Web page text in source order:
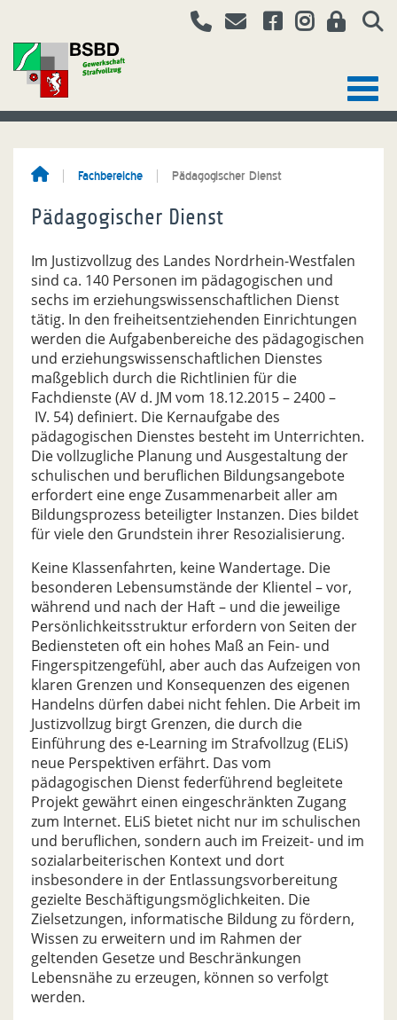
Fachbereiche Pädagogischer Dienst
Pädagogischer Dienst
Im Justizvollzug des Landes Nordrhein-Westfalen
sind ca. 140 Personen im pädagogischen und
sechs im erziehungswissenschaftlichen Dienst
tätig. In den freiheitsentziehenden Einrichtungen
werden die Aufgabenbereiche des pädagogischen
und erziehungswissenschaftlichen Dienstes
maßgeblich durch die Richtlinien für die
Fachdienste (AV d. JM vom 18.12.2015 – 2400 –
IV. 54) definiert. Die Kernaufgabe des
pädagogischen Dienstes besteht im Unterrichten.
Die vollzugliche Planung und Ausgestaltung der
schulischen und beruflichen Bildungsangebote
erfordert eine enge Zusammenarbeit aller am
Bildungsprozess beteiligter Instanzen. Dies bildet
für viele den Grundstein ihrer Resozialisierung.
Keine Klassenfahrten, keine Wandertage. Die
besonderen Lebensumstände der Klientel – vor,
während und nach der Haft – und die jeweilige
Persönlichkeitsstruktur erfordern von Seiten der
Bediensteten oft ein hohes Maß an Fein- und
Fingerspitzengefühl, aber auch das Aufzeigen von
klaren Grenzen und Konsequenzen des eigenen
Handelns dürfen dabei nicht fehlen. Die Arbeit im
Justizvollzug birgt Grenzen, die durch die
Einführung des e-Learning im Strafvollzug (ELiS)
neue Perspektiven erfährt. Das vom
pädagogischen Dienst federführend begleitete
Projekt gewährt einen eingeschränkten Zugang
zum Internet. ELiS bietet nicht nur im schulischen
und beruflichen, sondern auch im Freizeit- und im
sozialarbeiterischen Kontext und dort
insbesondere in der Entlassungsvorbereitung
gezielte Beschäftigungsmöglichkeiten. Die
Zielsetzungen, informatische Bildung zu fördern,
Wissen zu erweitern und im Rahmen der
geltenden Gesetze und Beschränkungen
Lebensnähe zu erzeugen, können so verfolgt
werden.